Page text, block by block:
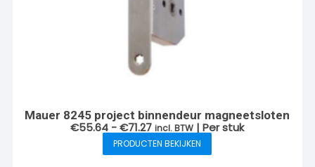
Mauer 8245 project binnendeur magneetsloten
€55.64 - €71.27Prijsklasse:
€55.64
tot
€71.27
incl. BTW | Per stuk
PRODUCTEN BEKIJKEN